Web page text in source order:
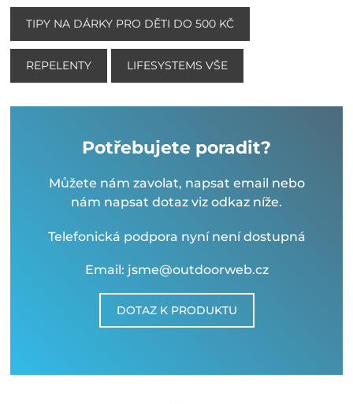
TIPY NA DÁRKY PRO DĚTI DO 500 KČ
REPELENTY LIFESYSTEMS VŠE
Potřebujete poradit?
Můžete nám zavolat, napsat email nebo
nám napsat dotaz viz odkaz níže.
Telefonická podpora nyní není dostupná
Email: jsme@outdoorweb.cz
DOTAZ K PRODUKTU